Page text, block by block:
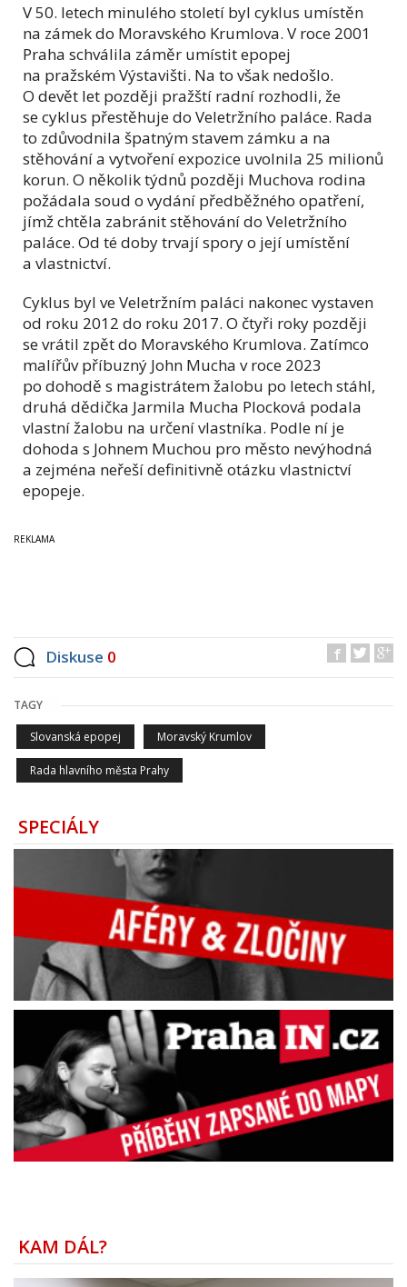
V 50. letech minulého století byl cyklus umístěn
na zámek do Moravského Krumlova. V roce 2001
Praha schválila záměr umístit epopej
na pražském Výstavišti. Na to však nedošlo.
O devět let později pražští radní rozhodli, že
se cyklus přestěhuje do Veletržního paláce. Rada
to zdůvodnila špatným stavem zámku a na
stěhování a vytvoření expozice uvolnila 25 milionů
korun. O několik týdnů později Muchova rodina
požádala soud o vydání předběžného opatření,
jímž chtěla zabránit stěhování do Veletržního
paláce. Od té doby trvají spory o její umístění
a vlastnictví.
Cyklus byl ve Veletržním paláci nakonec vystaven
od roku 2012 do roku 2017. O čtyři roky později
se vrátil zpět do Moravského Krumlova. Zatímco
malířův příbuzný John Mucha v roce 2023
po dohodě s magistrátem žalobu po letech stáhl,
druhá dědička Jarmila Mucha Plocková podala
vlastní žalobu na určení vlastníka. Podle ní je
dohoda s Johnem Muchou pro město nevýhodná
a zejména neřeší definitivně otázku vlastnictví
epopeje.
Diskuse 0
TAGY
Slovanská epopej Moravský Krumlov
Rada hlavního města Prahy
SPECIÁLY
KAM DÁL?